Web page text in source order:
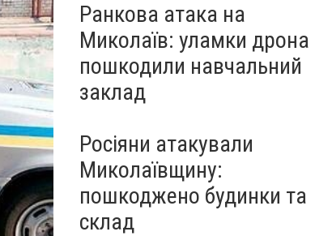
Ранкова атака на
Миколаїв: уламки дрона
пошкодили навчальний
заклад
Росіяни атакували
Миколаївщину:
пошкоджено будинки та
склад